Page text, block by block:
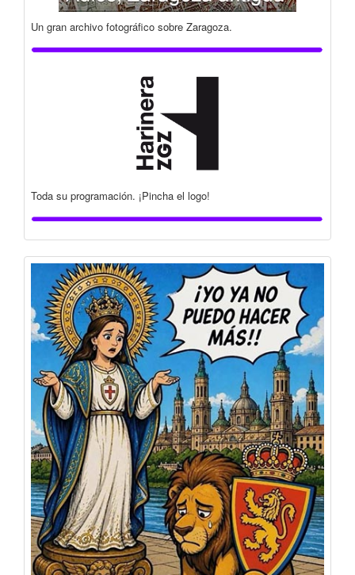
Un gran archivo fotográfico sobre Zaragoza.
Toda su programación. ¡Pincha el logo!